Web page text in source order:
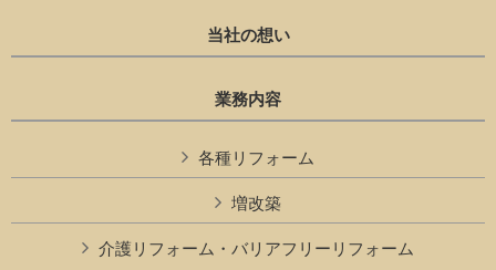
当社の想い
業務内容
各種リフォーム
増改築
介護リフォーム・バリアフリーリフォーム